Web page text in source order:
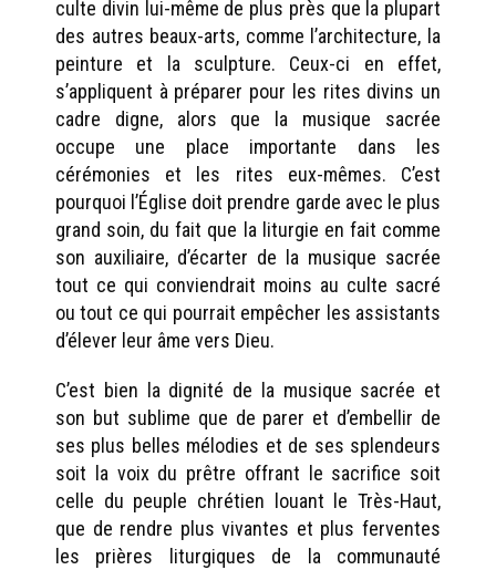
culte divin lui-même de plus près que la plupart
des autres beaux-arts, comme l’architecture, la
peinture et la sculpture. Ceux-ci en effet,
s’appliquent à préparer pour les rites divins un
cadre digne, alors que la musique sacrée
occupe une place importante dans les
cérémonies et les rites eux-mêmes. C’est
pourquoi l’Église doit prendre garde avec le plus
grand soin, du fait que la liturgie en fait comme
son auxiliaire, d’écarter de la musique sacrée
tout ce qui conviendrait moins au culte sacré
ou tout ce qui pourrait empêcher les assistants
d’élever leur âme vers Dieu.
C’est bien la dignité de la musique sacrée et
son but sublime que de parer et d’embellir de
ses plus belles mélodies et de ses splendeurs
soit la voix du prêtre offrant le sacrifice soit
celle du peuple chrétien louant le Très-Haut,
que de rendre plus vivantes et plus ferventes
les prières liturgiques de la communauté